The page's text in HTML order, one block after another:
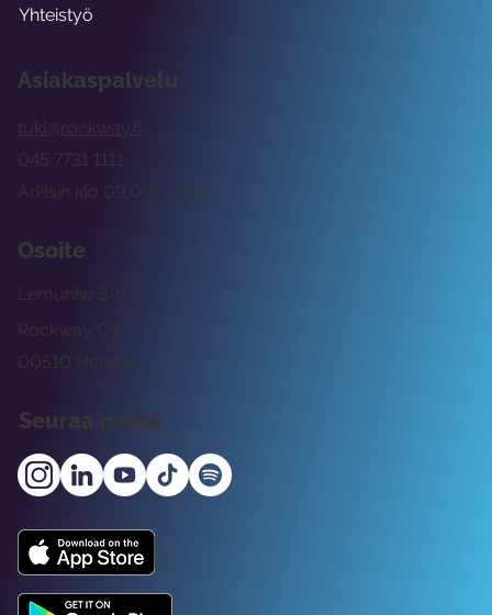
Asiakaspalvelu
tuki@rockway.fi
Arkisin klo 09:00 -15:00
045 7731 1111
Osoite
Rockway Oy
Lemuntie 3-5
00510 Helsinki
Seuraa meitä
Yhteistyö